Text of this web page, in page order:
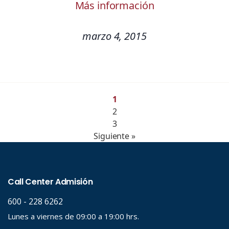
Más información
marzo 4, 2015
1
2
3
Siguiente »